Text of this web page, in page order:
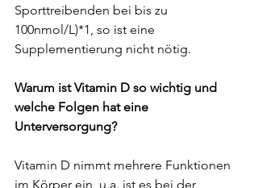
Sporttreibenden bei bis zu
100nmol/L)*1, so ist eine
Supplementierung nicht nötig.
Warum ist Vitamin D so wichtig und
welche Folgen hat eine
Unterversorgung?
Vitamin D nimmt mehrere Funktionen
im Körper ein, u.a. ist es bei der